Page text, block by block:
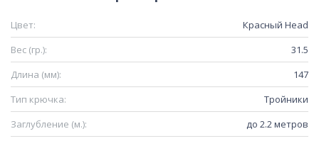
Цвет:
Красный Head
Вес (гр.):
31.5
Длина (мм):
147
Тип крючка:
Тройники
Заглубление (м.):
до 2.2 метров